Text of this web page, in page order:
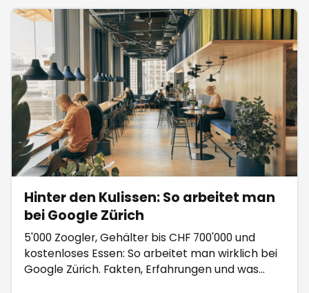
Hinter den Kulissen: So arbeitet man
bei Google Zürich
5'000 Zoogler, Gehälter bis CHF 700'000 und
kostenloses Essen: So arbeitet man wirklich bei
Google Zürich. Fakten, Erfahrungen und was